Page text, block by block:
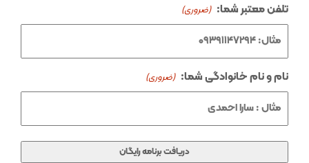
تلفن معتبر شما: (ضروری)
نام و نام خانوادگی شما: (ضروری)